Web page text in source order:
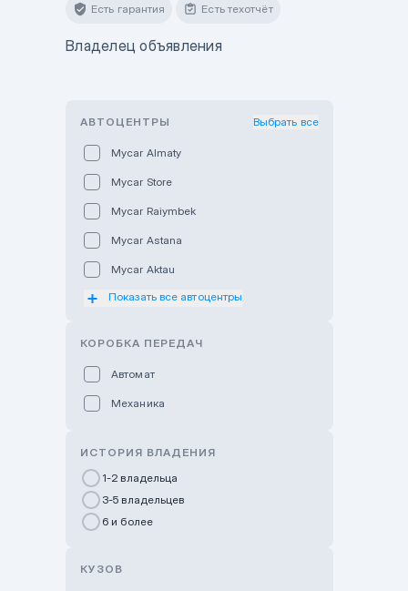
Есть гарантия Есть техотчёт
Владелец объявления
АВТОЦЕНТРЫ Выбрать все
Mycar Almaty
Mycar Store
Mycar Raiymbek
Mycar Astana
Mycar Aktau
Mycar Uralsk
GWM Nurly Zhol
Chery Astana
Показать все автоцентры
КОРОБКА ПЕРЕДАЧ
Автомат
Механика
ИСТОРИЯ ВЛАДЕНИЯ
1-2 владельца
3-5 владельцев
6 и более
КУЗОВ